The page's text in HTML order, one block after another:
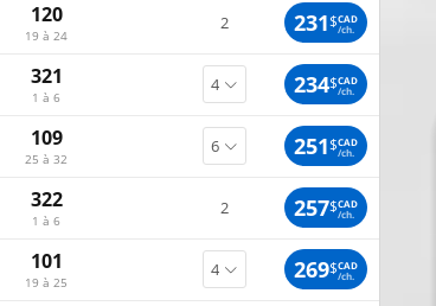
120
19 à 24
2 231$CAD
/ch.
321
1 à 6 234$CAD
/ch.
109
25 à 32 251$CAD
/ch.
322
1 à 6
2 257$CAD
/ch.
101
19 à 25 269$CAD
/ch.